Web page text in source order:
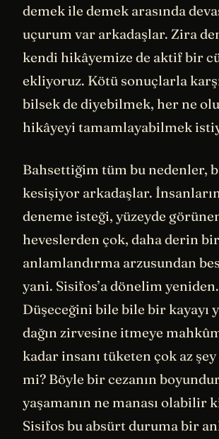
demek ile demek arasında
uçurum var arkadaşlar. Zira
kendi hikâyemize de aktif bir
ekliyoruz. Kötü sonuçlarla
bilsek de diyebilmek, her ne
hikâyeyi tamamlayabilmek
Bahsettiğim tüm bu nedenler,
kesişiyor arkadaşlar.
deneme isteği, yüzeyde
heveslerden çok, daha derin
anlamlandırma arzusundan
yani. Sisifos’a dönelim
Düşeceğini bile bile bir kayayı
dağın zirvesine itmeye
kadar insanı tüketen çok az
mi? Böyle bir cezanın
yaşamanın ne manası olabilir
Sisifos bu absürt duruma bir